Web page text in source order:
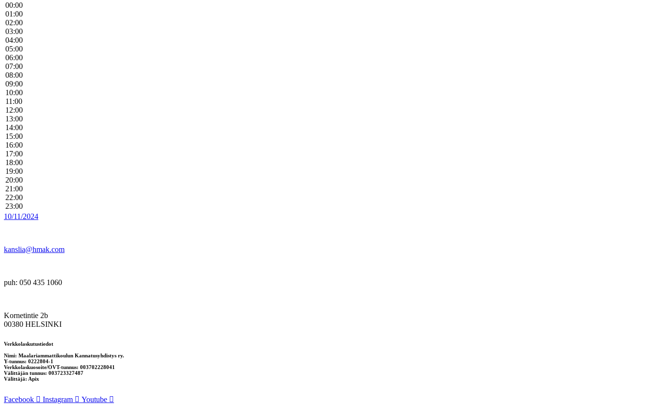
00:00
01:00
02:00
03:00
04:00
05:00
06:00
07:00
08:00
09:00
10:00
11:00
12:00
13:00
14:00
15:00
16:00
17:00
18:00
19:00
20:00
21:00
22:00
23:00
10/11/2024
kanslia@hmak.com
puh: 050 435 1060
Kornetintie 2b
00380 HELSINKI
Verkkolaskutustiedot
Nimi: Maalariammattikoulun Kannatusyhdistys ry.
Y-tunnus: 0222804-1
Verkkolaskuosoite/OVT-tunnus: 003702228041
Välittäjän tunnus: 003723327487
Välittäjä: Apix
Facebook Instagram Youtube